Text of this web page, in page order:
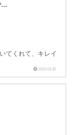
…
てくれて、キレイ
2024.03.30